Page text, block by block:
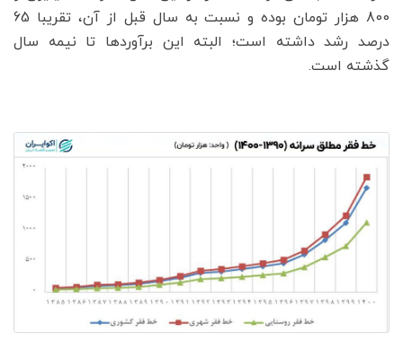
800 هزار تومان بوده و نسبت به سال قبل از آن، تقریبا 65
درصد رشد داشته است؛ البته این برآوردها تا نیمه سال
گذشته است.